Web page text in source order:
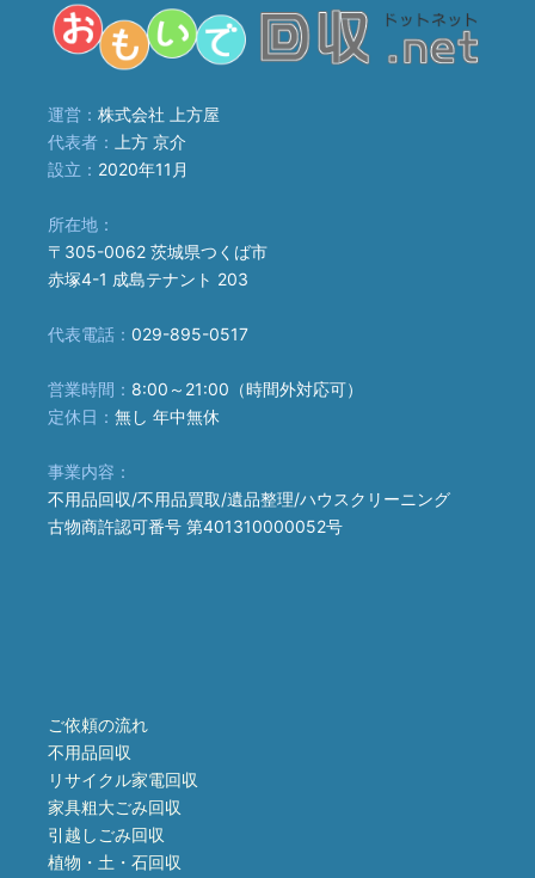
運営： 株式会社 上方屋
代表者：
上方 京介
設立： 2020年11月
所在地：
〒305-0062 茨城県つくば市
赤塚4-1 成島テナント 203
代表電話： 029-895-0517
営業時間： 8:00～21:00（時間外対応可）
定休日： 無し 年中無休
事業内容：
不用品回収/不用品買取/遺品整理/ハウスクリーニング
古物商許認可番号 第401310000052号
ご依頼の流れ
不用品回収
リサイクル家電回収
家具粗大ごみ回収
引越しごみ回収
植物・土・石回収